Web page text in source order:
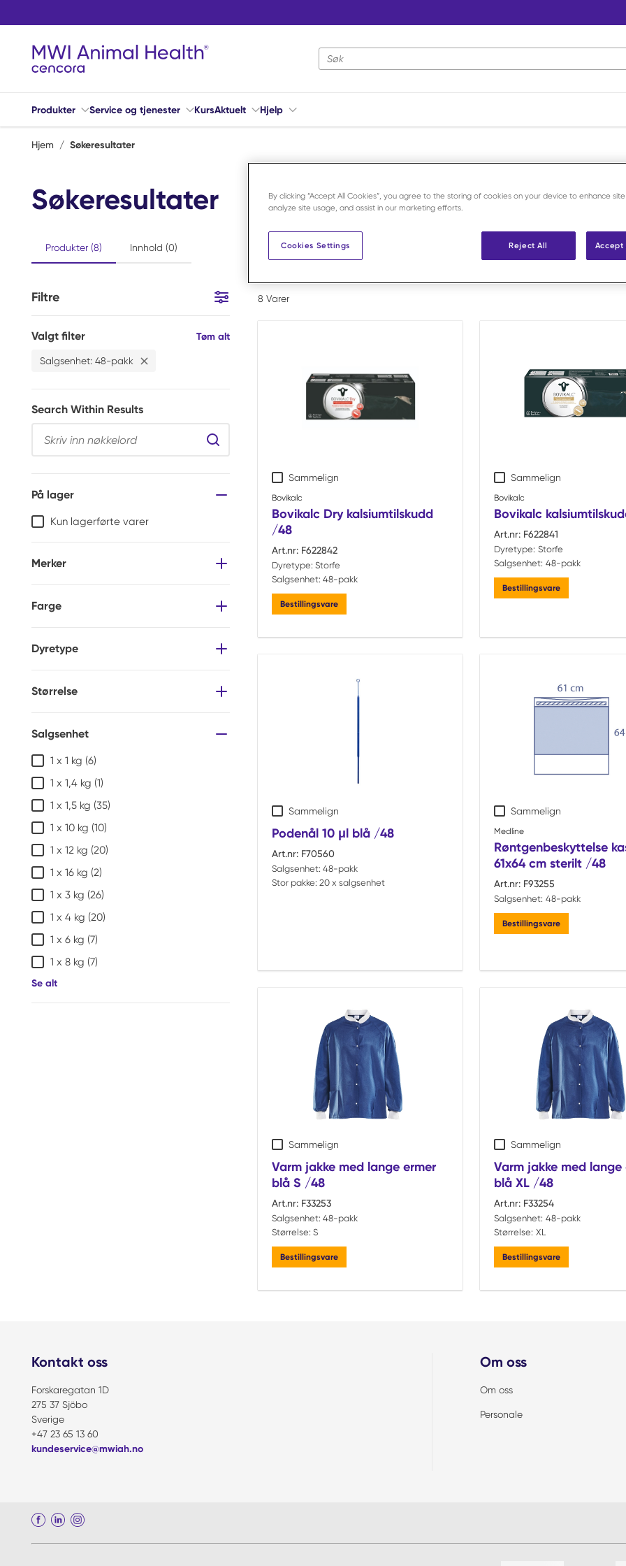
Nettstedsøk
Produkter Service og tjenester KursAktuelt Hjelp
Hjem / Søkeresultater
Søkeresultater
Produkter (8) Innhold (0)
Filtre Hopp til resultater
Valgt filter Tøm altFiltre
Salgsenhet: 48-pakk Slett
Search Within Results
Search Within Results
På lager
Kun lagerførte varer
Merker
Farge
Dyretype
Størrelse
Salgsenhet
1 x 1 kg (6)
1 x 1,4 kg (1)
1 x 1,5 kg (35)
1 x 10 kg (10)
1 x 12 kg (20)
1 x 16 kg (2)
1 x 3 kg (26)
1 x 4 kg (20)
1 x 6 kg (7)
1 x 8 kg (7)
Se alt
8 Varer
Sammelign
Bovikalc
Bovikalc Dry kalsiumtilskudd
/48
Art.nr: F622842
Dyretype: Storfe
Salgsenhet: 48-pakk
Bestillingsvare
Sammelign
Bovikalc
Bovikalc
Art.nr: F622841
Dyretype: Storfe
Salgsenhet: 48-pakk
Bestillingsvare
Sammelign
Podenål 10 μl blå /48
Art.nr: F70560
Salgsenhet: 48-pakk
Stor pakke: 20 x salgsenhet
Sammelign
Medline
Røntgenbeskyttelse
61x64 cm sterilt /48
Art.nr: F93255
Salgsenhet: 48-pakk
Bestillingsvare
Sammelign
Varm jakke med lange ermer
blå S /48
Art.nr: F33253
Salgsenhet: 48-pakk
Størrelse: S
Bestillingsvare
Sammelign
Varm jakke med lange
blå XL /48
Art.nr: F33254
Salgsenhet: 48-pakk
Størrelse: XL
Bestillingsvare
Kontakt oss
Forskaregatan 1D
275 37 Sjöbo
Sverige
+47 23 65 13 60
kundeservice@mwiah.no
Om oss
Om oss
Personale
By clicking “Accept All Cookies”, you agree to the storing of cookies on your device to enhance
analyze site usage, and assist in our marketing efforts.
Reject All Accept
Cookies Settings